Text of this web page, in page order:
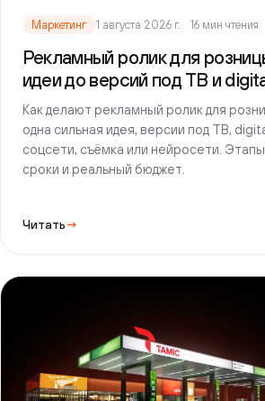
сроки и реальный бюджет.
Читать→
1 августа 2026 г.
Видеомаркетинг для бизнеса: с
какого формата начать